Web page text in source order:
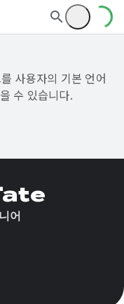
사용자의 기본 언어
수 있습니다.
어